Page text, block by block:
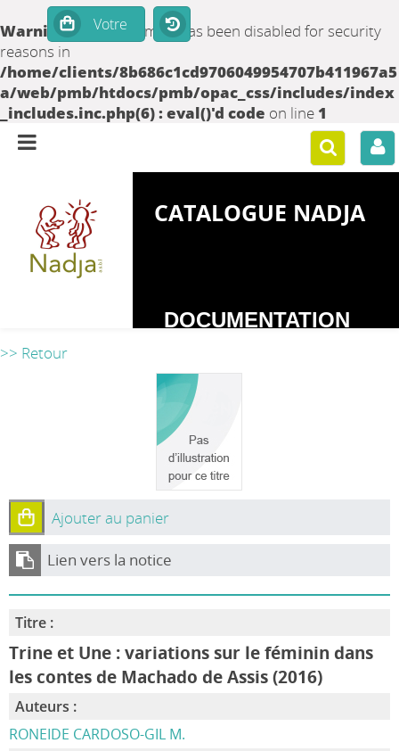
Warning: set_time_limit() has been disabled for security
reasons in
/home/clients/8b686c1cd9706049954707b411967a5
a/web/pmb/htdocs/pmb/opac_css/includes/index
_includes.inc.php(6) : eval()'d code on line 1
CATALOGUE NADJA
DOCUMENTATION
DEPENDANCES
>> Retour
Ajouter au panier
Lien vers la notice
Titre :
Trine et Une : variations sur le féminin dans
les contes de Machado de Assis (2016)
Auteurs :
RONEIDE CARDOSO-GIL M.